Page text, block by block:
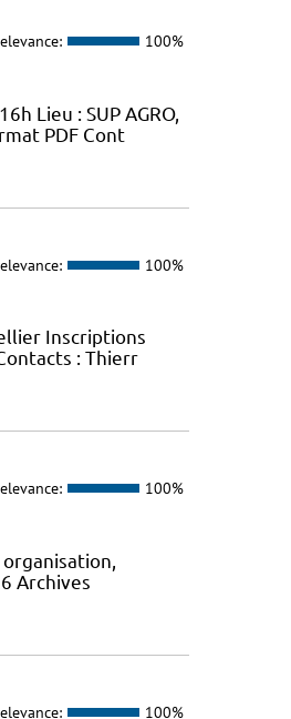
100%
Lieu : SUP AGRO,
PDF Cont
100%
Inscriptions
: Thierr
100%
Archives
100%